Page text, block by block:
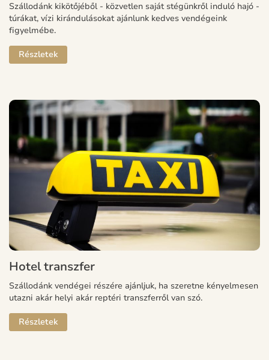
Szállodánk kikötőjéből - közvetlen saját stégünkről induló hajó -
túrákat, vízi kirándulásokat ajánlunk kedves vendégeink
figyelmébe.
Részletek
Hotel transzfer
Szállodánk vendégei részére ajánljuk, ha szeretne kényelmesen
utazni akár helyi akár reptéri transzferről van szó.
Részletek